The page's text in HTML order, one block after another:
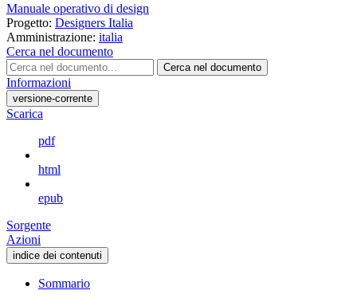
Manuale operativo di design
Progetto: Designers Italia
Amministrazione: italia
Cerca nel documento
Cerca nel documento
Informazioni
versione-corrente
Scarica
pdf
html
epub
Sorgente
Azioni
indice dei contenuti
Sommario